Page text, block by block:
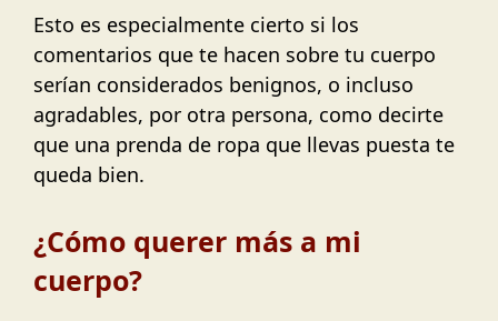
Esto es especialmente cierto si los
comentarios que te hacen sobre tu cuerpo
serían considerados benignos, o incluso
agradables, por otra persona, como decirte
que una prenda de ropa que llevas puesta te
queda bien.
¿Cómo querer más a mi
cuerpo?